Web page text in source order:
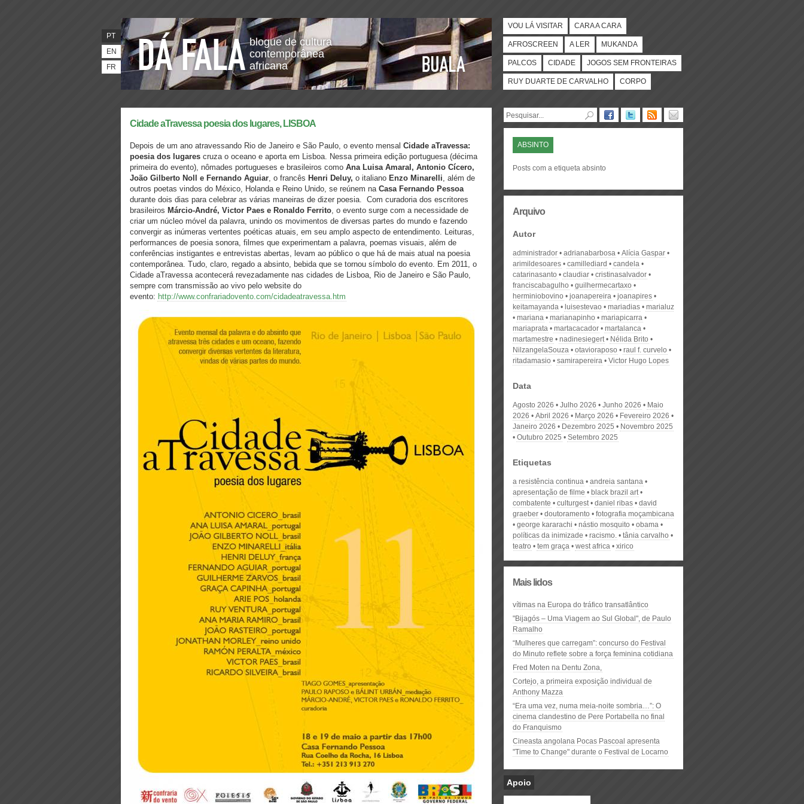
blogue de cultura
contemporânea
africana
PT
EN
FR
VOU LÁ VISITAR CARA A CARA
AFROSCREEN A LER MUKANDA
PALCOS CIDADE JOGOS SEM FRONTEIRAS
RUY DUARTE DE CARVALHO CORPO
Cidade aTravessa poesia dos lugares, LISBOA
Depois de um ano atravessando Rio de Janeiro e São Paulo, o evento mensal Cidade aTravessa:
poesia dos lugares cruza o oceano e aporta em Lisboa. Nessa primeira edição portuguesa (décima
primeira do evento), nômades portugueses e brasileiros como Ana Luisa Amaral, Antonio Cícero,
João Gilberto Noll e Fernando Aguiar, o francês Henri Deluy, o italiano Enzo Minarelli, além de
outros poetas vindos do México, Holanda e Reino Unido, se reúnem na Casa Fernando Pessoa
durante dois dias para celebrar as várias maneiras de dizer poesia. Com curadoria dos escritores
brasileiros Márcio-André, Victor Paes e Ronaldo Ferrito, o evento surge com a necessidade de
criar um núcleo móvel da palavra, unindo os movimentos de diversas partes do mundo e fazendo
convergir as inúmeras vertentes poéticas atuais, em seu amplo aspecto de entendimento. Leituras,
performances de poesia sonora, filmes que experimentam a palavra, poemas visuais, além de
conferências instigantes e entrevistas abertas, levam ao público o que há de mais atual na poesia
contemporânea. Tudo, claro, regado a absinto, bebida que se tornou símbolo do evento. Em 2011, o
Cidade aTravessa acontecerá revezadamente nas cidades de Lisboa, Rio de Janeiro e São Paulo,
sempre com transmissão ao vivo pelo website do
evento: http://www.confrariadovento.com/cidadeatravessa.htm
ABSINTO
Posts com a etiqueta absinto
Arquivo
Autor
administrador adrianabarbosa
Alícia Gaspar
arimildesoares
camillediard
candela
catarinasanto
claudiar
cristinasalvador
franciscabagulho
guilhermecartaxo
herminiobovino
joanapereira
joanapires
keitamayanda
luisestevao mariadias
marialuz
mariana
marianapinho
mariapicarra
mariaprata
martacacador
martalanca
martamestre
nadinesiegert
Nélida Brito
NilzangelaSouza
otavioraposo
raul f. curvelo
ritadamasio
samirapereira Victor Hugo Lopes
Data
Agosto 2026 Julho 2026 Junho 2026
Maio
2026
Abril 2026 Março 2026
Fevereiro 2026
Janeiro 2026
Dezembro 2025
Novembro 2025
Outubro 2025
Setembro 2025
Etiquetas
a resistência continua
andreia santana
apresentação de filme
black brazil art
combatente
culturgest daniel ribas
david
graeber
doutoramento
fotografia moçambicana
george kararachi
nástio mosquito
obama
políticas da inimizade
racismo.
tânia carvalho
teatro
tem graça west africa xirico
Mais lidos
vítimas na Europa do tráfico transatlântico
"Bijagós – Uma Viagem ao Sul Global", de Paulo
Ramalho
“Mulheres que carregam”: concurso do Festival
do Minuto reflete sobre a força feminina cotidiana
Fred Moten na Dentu Zona,
Cortejo, a primeira exposição individual de
Anthony Mazza
“Era uma vez, numa meia-noite sombria…”: O
cinema clandestino de Pere Portabella no final
do Franquismo
Cineasta angolana Pocas Pascoal apresenta
"Time to Change" durante o Festival de Locarno
Apoio